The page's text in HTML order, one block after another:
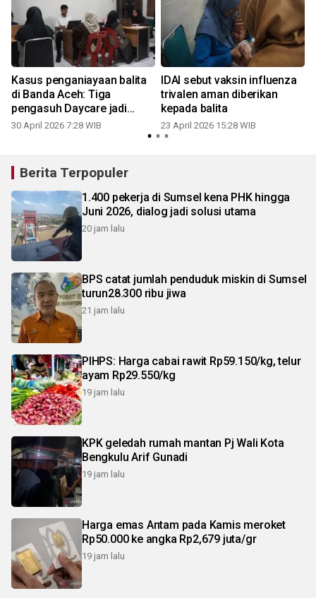
Kasus penganiayaan balita
di Banda Aceh: Tiga
pengasuh Daycare jadi
tersangka
30 April 2026 7:28 WIB
IDAI sebut vaksin influenza
trivalen aman diberikan
kepada balita
23 April 2026 15:28 WIB
Berita Terpopuler
1.400 pekerja di Sumsel kena PHK hingga
Juni 2026, dialog jadi solusi utama
20 jam lalu
BPS catat jumlah penduduk miskin di Sumsel
turun28.300 ribu jiwa
21 jam lalu
PIHPS: Harga cabai rawit Rp59.150/kg, telur
ayam Rp29.550/kg
19 jam lalu
KPK geledah rumah mantan Pj Wali Kota
Bengkulu Arif Gunadi
19 jam lalu
Harga emas Antam pada Kamis meroket
Rp50.000 ke angka Rp2,679 juta/gr
19 jam lalu